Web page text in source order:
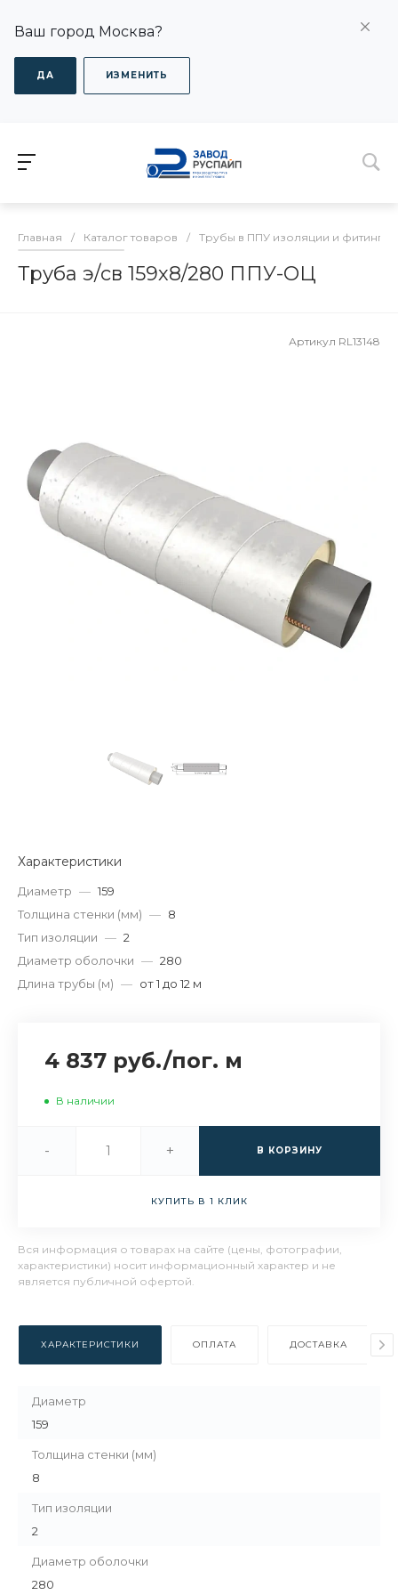
Ваш город Москва?
ДА ИЗМЕНИТЬ
Главная / Каталог товаров / Трубы в ППУ изоляции и фитинги
Труба э/св 159х8/280 ППУ-ОЦ
Артикул RL13148
Характеристики
Диаметр — 159
Толщина стенки (мм) — 8
Тип изоляции — 2
Диаметр оболочки — 280
Длина трубы (м) — от 1 до 12 м
4 837 руб./пог. м
В наличии
- + В КОРЗИНУ
КУПИТЬ В 1 КЛИК
Вся информация о товарах на сайте (цены, фотографии,
характеристики) носит информационный характер и не
является публичной офертой.
ХАРАКТЕРИСТИКИ ОПЛАТА ДОСТАВКА
Диаметр
159
Толщина стенки (мм)
8
Тип изоляции
2
Диаметр оболочки
280